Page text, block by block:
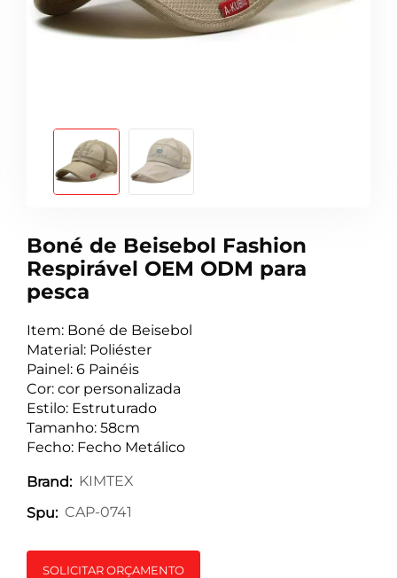
Boné de Beisebol Fashion
Respirável OEM ODM para
pesca
Item: Boné de Beisebol
Material: Poliéster
Painel: 6 Painéis
Cor: cor personalizada
Estilo: Estruturado
Tamanho: 58cm
Fecho: Fecho Metálico
Brand: KIMTEX
Spu: CAP-0741
SOLICITAR ORÇAMENTO